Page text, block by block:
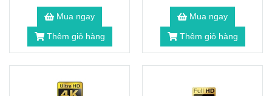
Mua ngay
Thêm giỏ hàng
Mua ngay
Thêm giỏ hàng